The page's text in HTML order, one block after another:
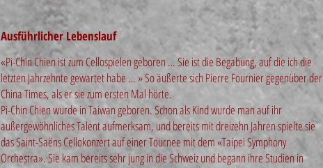
Ausführlicher Lebenslauf
«Pi-Chin Chien ist zum Cellospielen geboren … Sie ist die Begabung, auf die ich die
letzten Jahrzehnte gewartet habe … » So äußerte sich Pierre Fournier gegenüber der
China Times, als er sie zum ersten Mal hörte.
Pi-Chin Chien wurde in Taiwan geboren. Schon als Kind wurde man auf ihr
außergewöhnliches Talent aufmerksam, und bereits mit dreizehn Jahren spielte sie
das Saint-Saëns Cellokonzert auf einer Tournee mit dem «Taipei Symphony
Orchestra». Sie kam bereits sehr jung in die Schweiz und begann ihre Studien in